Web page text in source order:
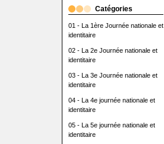
Catégories
01 - La 1ère Journée nationale et
identitaire
02 - La 2e Journée nationale et
identitaire
03 - La 3e Journée nationale et
identitaire
04 - La 4e journée nationale et
identitaire
05 - La 5e journée nationale et
identitaire